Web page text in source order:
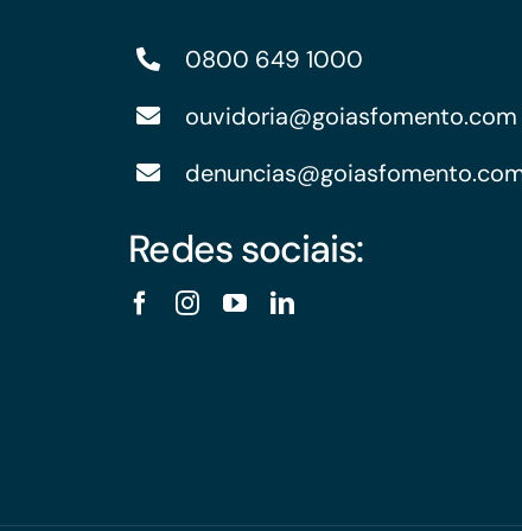
0800 649 1000
ouvidoria@goiasfomento.com
Redes sociais: